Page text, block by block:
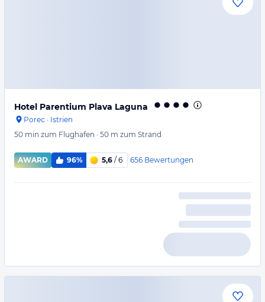
Hotel Parentium Plava Laguna
Porec · Istrien
50 min zum Flughafen · 50 m zum Strand
AWARD 96% 5,6 / 6 656 Bewertungen